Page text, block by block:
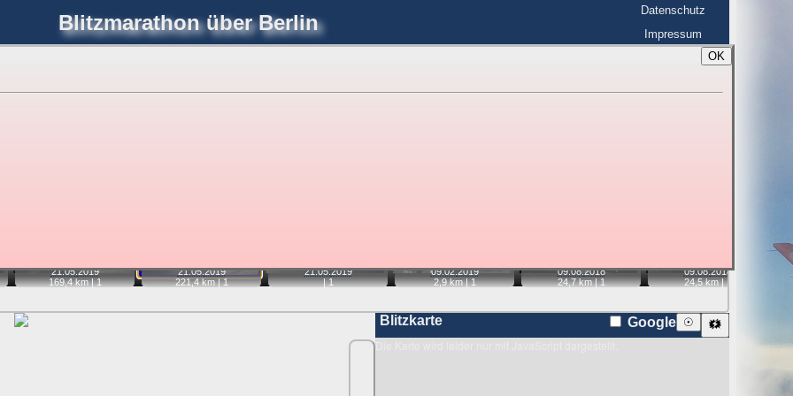
OK
Blitzmarathonüber Berlin
joerglorenz.de
Datenschutz
Impressum
Blitzmarathon Am Himmel Luftfahrt Blitzmarathon ☰
21.05.2019
169,4 km |1
21.05.2019
221,4 km |1
21.05.2019
|1
09.02.2019
2,9 km |1
09.08.2018
24,7 km |1
09.08.2018
24,5 km |1
Blitzkarte 🗱
☉
Google